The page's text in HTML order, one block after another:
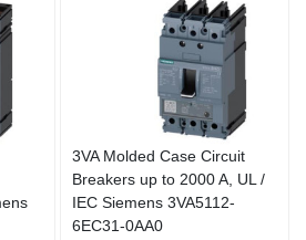
3VA Molded Case Circuit
Breakers up to 2000 A, UL /
IEC Siemens 3VA5112-
6EC31-0AA0